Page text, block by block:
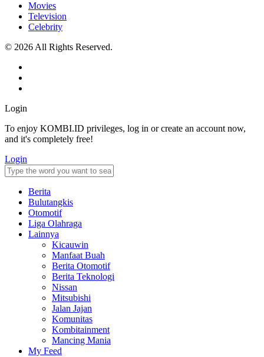
Movies
Television
Celebrity
© 2026 All Rights Reserved.
Login
To enjoy KOMBI.ID privileges, log in or create an account now,
and it's completely free!
Login
Berita
Bulutangkis
Otomotif
Liga Olahraga
Lainnya
Kicauwin
Manfaat Buah
Berita Otomotif
Berita Teknologi
Nissan
Mitsubishi
Jalan Jajan
Komunitas
Kombitainment
Mancing Mania
My Feed